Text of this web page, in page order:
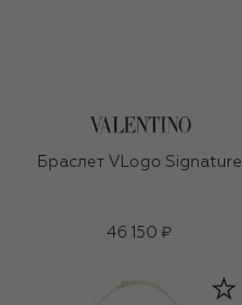
Браслет VLogo Signature
46 150 ₽